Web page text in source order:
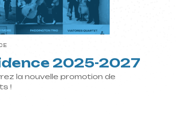
2025-2027
la nouvelle promotion de
!